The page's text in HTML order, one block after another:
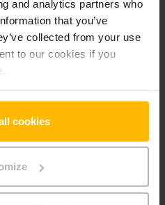
and analytics partners who
that you’ve
collected from your use
to our cookies if you
cookies
1400 kg
440 h
Elektrický